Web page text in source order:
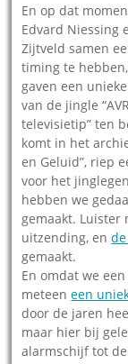
En op dat
Edvard Niessing
Zijtveld samen
timing te
gaven een
van de jingle
televisietip” ten
komt in het
en Geluid”, riep
voor het
hebben we
gemaakt.
uitzending, en
gemaakt.
En omdat we
meteeneen
door de jaren
maar hier bij
alarmschijf tot de